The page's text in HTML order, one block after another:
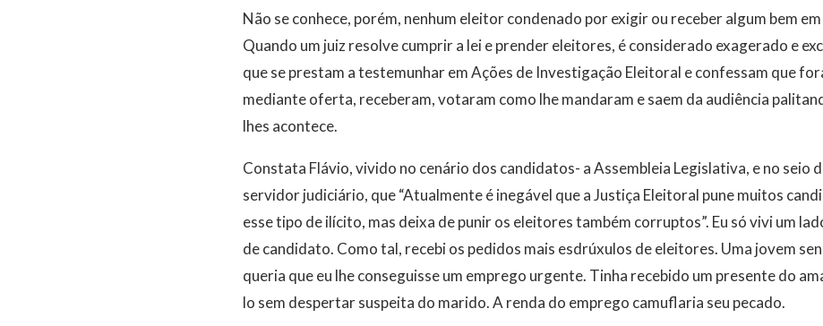
Não se conhece, porém, nenhum eleitor condenado por exigir ou receber algum bem
Quando um juiz resolve cumprir a lei e prender eleitores, é considerado exagerado e
que se prestam a testemunhar em Ações de Investigação Eleitoral e confessam que
mediante oferta, receberam, votaram como lhe mandaram e saem da audiência
lhes acontece.
Constata Flávio, vivido no cenário dos candidatos- a Assembleia Legislativa, e no seio
servidor judiciário, que “Atualmente é inegável que a Justiça Eleitoral pune muitos
esse tipo de ilícito, mas deixa de punir os eleitores também corruptos”. Eu só vivi um
de candidato. Como tal, recebi os pedidos mais esdrúxulos de eleitores. Uma jovem
queria que eu lhe conseguisse um emprego urgente. Tinha recebido um presente do
lo sem despertar suspeita do marido. A renda do emprego camuflaria seu pecado.